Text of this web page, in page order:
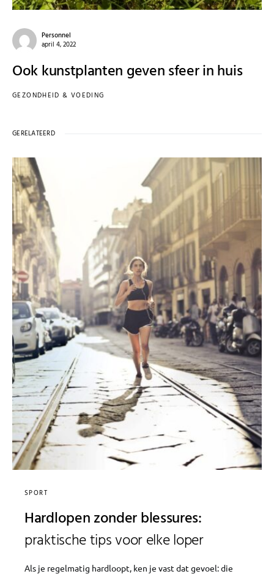
Personnel
april 4, 2022
Ook kunstplanten geven sfeer in huis
GEZONDHEID & VOEDING
GERELATEERD
SPORT
Hardlopen zonder blessures:
praktische tips voor elke loper
Als je regelmatig hardloopt, ken je vast dat gevoel: die